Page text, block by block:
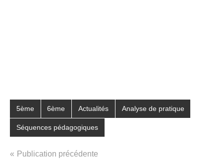
Étiqueté
avec
chatgpt,
mizou,
5ème 6ème Actualités Analyse de pratique
Séquences pédagogiques
Publication précédente